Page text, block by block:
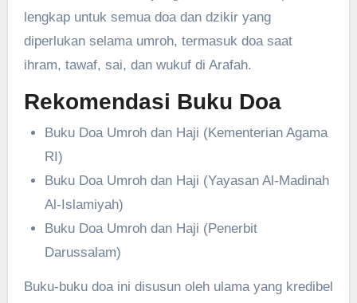
lengkap untuk semua doa dan dzikir yang
diperlukan selama umroh, termasuk doa saat
ihram, tawaf, sai, dan wukuf di Arafah.
Rekomendasi Buku Doa
Buku Doa Umroh dan Haji (Kementerian Agama
RI)
Buku Doa Umroh dan Haji (Yayasan Al-Madinah
Al-Islamiyah)
Buku Doa Umroh dan Haji (Penerbit
Darussalam)
Buku-buku doa ini disusun oleh ulama yang kredibel